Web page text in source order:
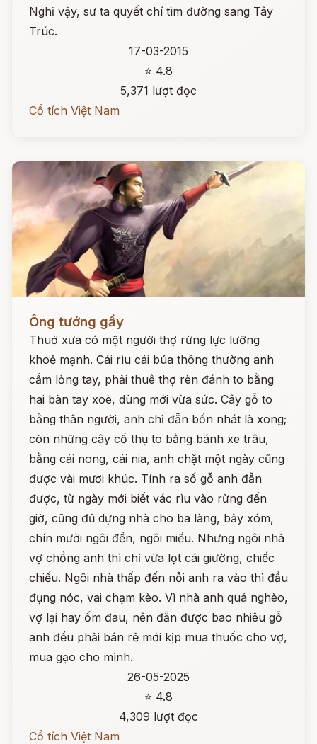
Nghĩ vậy, sư ta quyết chí tìm đường sang Tây
Trúc.
17-03-2015
⭐ 4.8
5,371 lượt đọc
Cổ tích Việt Nam
Đọc ngay
Ông tướng gầy
Thuở xưa có một người thợ rừng lực lưỡng
khoẻ mạnh. Cái rìu cái búa thông thường anh
cầm lỏng tay, phải thuê thợ rèn đánh to bằng
hai bàn tay xoè, dùng mới vừa sức. Cây gỗ to
bằng thân người, anh chỉ đẵn bốn nhát là xong;
còn những cây cổ thụ to bằng bánh xe trâu,
bằng cái nong, cái nia, anh chặt một ngày cũng
được vài mươi khúc. Tính ra số gỗ anh đẵn
được, từ ngày mới biết vác rìu vào rừng đến
giờ, cũng đủ dựng nhà cho ba làng, bảy xóm,
chín mười ngôi đền, ngôi miếu. Nhưng ngôi nhà
vợ chồng anh thì chỉ vừa lọt cái giường, chiếc
chiếu. Ngôi nhà thấp đến nỗi anh ra vào thì đầu
đụng nóc, vai chạm kèo. Vì nhà anh quá nghèo,
vợ lại hay ốm đau, nên đẵn được bao nhiêu gỗ
anh đều phải bán rẻ mới kịp mua thuốc cho vợ,
mua gạo cho mình.
26-05-2025
⭐ 4.8
4,309 lượt đọc
Cổ tích Việt Nam